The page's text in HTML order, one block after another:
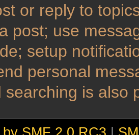
or reply to
post; use
setup
personal
searching is also